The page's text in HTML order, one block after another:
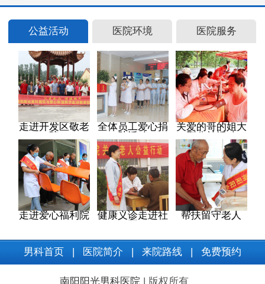
公益活动 医院环境 医院服务
走进开发区敬老
院
全体员工爱心捐
助活动
关爱的哥的姐大
型公益活动
走进爱心福利院
健康义诊走进社
帮扶留守老人
男科首页 医院简介 来院路线 免费预约
南阳阳光男科医院 | 版权所有